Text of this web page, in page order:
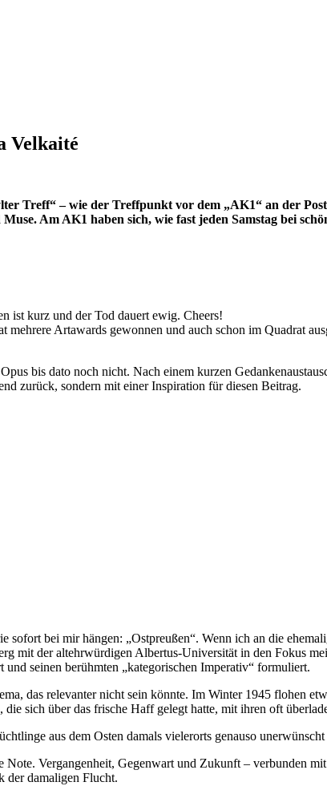
Velkaité
Treff“ – wie der Treffpunkt vor dem „AK1“ an der
Am AK1 haben sich, wie fast jeden Samstag bei
ist kurz und der Tod dauert ewig. Cheers!
Artawards gewonnen und auch schon im Quadrat
bis dato noch nicht. Nach einem kurzen
zurück, sondern mit einer Inspiration für diesen Beitrag.
bei mir hängen: „Ostpreußen“. Wenn ich an die
mit der altehrwürdigen Albertus-Universität in den Fokus
seinen berühmten „kategorischen Imperativ“ formuliert.
das relevanter nicht sein könnte. Im Winter 1945 flohen
sich über das frische Haff gelegt hatte, mit ihren oft
aus dem Osten damals vielerorts genauso
Vergangenheit, Gegenwart und Zukunft – verbunden
der damaligen Flucht.